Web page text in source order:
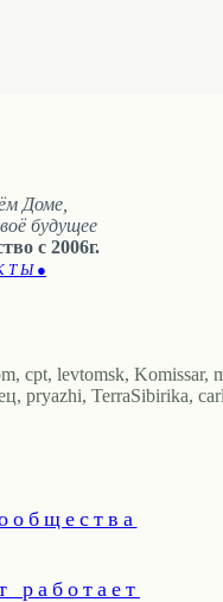
Доме,
будущее
с 2006г.
Т Ы ●
levtomsk, Komissar,
TerraSibirika,
работает